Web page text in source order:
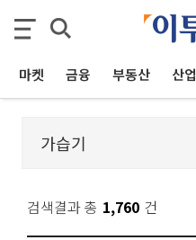
마켓 금융 부동산 산업
검색결과 총 1,760 건